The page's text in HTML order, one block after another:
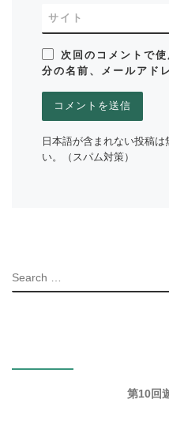
サイト
次回のコメントで
分の名前、メールアド
日本語が含まれない投稿
い。（スパム対策）
第10回